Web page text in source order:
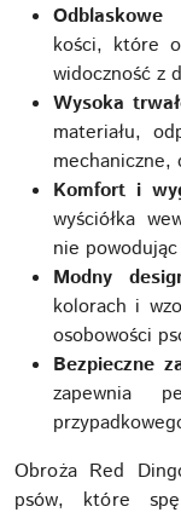
Odblaskowe
kości, które
widoczność z
Wysoka
materiału,
mechaniczne,
Komfort i
wyściółka
nie
Modny
kolorach i
osobowości
Bezpieczne
zapewnia
Obroża Red
psów, które